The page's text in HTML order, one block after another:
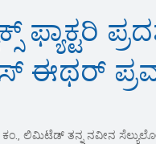
ಫ್ಯಾಕ್ಟರಿ
ಈಥರ್
ಕಂ., ಲಿಮಿಟೆಡ್ ತನ್ನ ನವೀನ